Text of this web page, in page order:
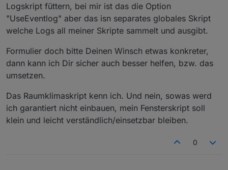
Logskript füttern, bei mir ist das die Option
"UseEventlog" aber das isn separates globales Skript
welche Logs all meiner Skripte sammelt und ausgibt.
Formulier doch bitte Deinen Winsch etwas konkreter,
dann kann ich Dir sicher auch besser helfen, bzw. das
umsetzen.
Das Raumklimaskript kenn ich. Und nein, sowas werd
ich garantiert nicht einbauen, mein Fensterskript soll
klein und leicht verständlich/einsetzbar bleiben.
0